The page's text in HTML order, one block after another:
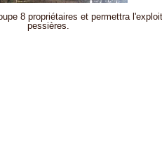
8 propriétaires et permettra
pessières.